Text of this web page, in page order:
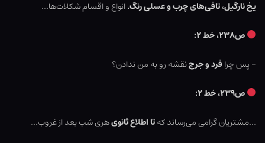
یخ نارگیل، تافی‌های چرب و عسلی رنگ.انواع و اقسام شکلات‌ها…
ص۲۳۸، خط ۲:
– پس چرا فرد و جرجنقشه رو به من ندادن؟
ص۲۳۹، خط ۲:
…مشتریان گرامی می‌رساند کهتا اطلاع ثانویهری شب بعد از غروب…